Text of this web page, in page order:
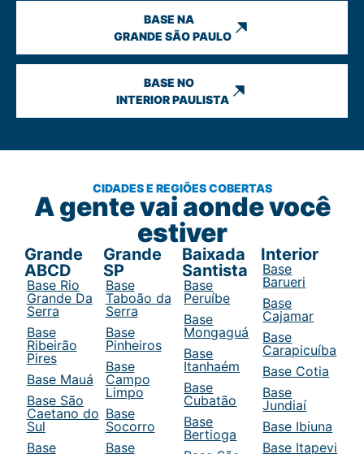
BASE NA
GRANDE SÃO PAULO
BASE NO
INTERIOR PAULISTA
CIDADES E REGIÕES COBERTAS
A gente vai aonde você
estiver
Grande
ABCD
Base Rio
Grande Da
Serra
Base
Ribeirão
Pires
Base Mauá
Base São
Caetano do
Sul
Base
Grande
SP
Base
Taboão da
Serra
Base
Pinheiros
Base
Campo
Limpo
Base
Socorro
Base
Baixada
Santista
Base
Peruíbe
Base
Mongaguá
Base
Itanhaém
Base
Cubatão
Base
Bertioga
Interior
Base
Barueri
Base
Cajamar
Base
Carapicuíba
Base Cotia
Base
Jundiaí
Base Ibiuna
Base Itapevi